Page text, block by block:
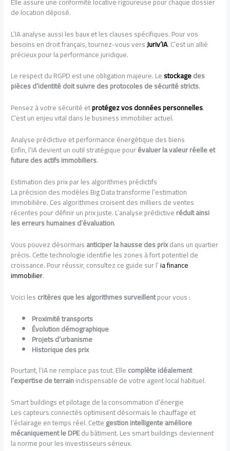
de location déposé.
L’IA analyse aussi les baux et les clauses spécifiques. Pour vos
besoins en droit français, tournez-vous versJuriv’IA. C’est un allié
précieux pour la performance juridique.
Le respect du RGPD est une obligation majeure. Lestockagedes
pièces d’identité doit suivre des protocoles de sécurité stricts.
Pensez à votre sécurité etprotégez vos données personnelles.
C’est un enjeu vital dans le business immobilier actuel.
Analyse prédictive et performance énergétique des biens
Enfin, l’IA devient un outil stratégique pourévaluer la valeur réelle et
future des actifs immobiliers.
Estimation des prix par les algorithmes prédictifs
La précision des modèles Big Data transforme l’estimation
immobilière. Ces algorithmes croisent des milliers de ventes
récentes pour définir un prix juste. L’analyse prédictiveréduit ainsi
les erreurs humaines d’évaluation.
Vous pouvez désormaisanticiper la hausse des prixdans un quartier
précis. Cette technologie identifie les zones à fort potentiel de
croissance. Pour réussir, consultez ce guide sur l’ia finance
immobilier.
Voici lescritères que les algorithmes surveillentpour vous :
Proximité transports
Évolution démographique
Projets d’urbanisme
Historique des prix
Pourtant, l’IA ne remplace pas tout. Ellecomplète idéalement
l’expertise de terrainindispensable de votre agent local habituel.
Smart buildings et pilotage de la consommation d’énergie
Les capteurs connectés optimisent désormais le chauffage et
l’éclairage en temps réel. Cettegestion intelligente améliore
mécaniquement le DPEdu bâtiment. Les smart buildings deviennent
la norme pour les investisseurs sérieux.